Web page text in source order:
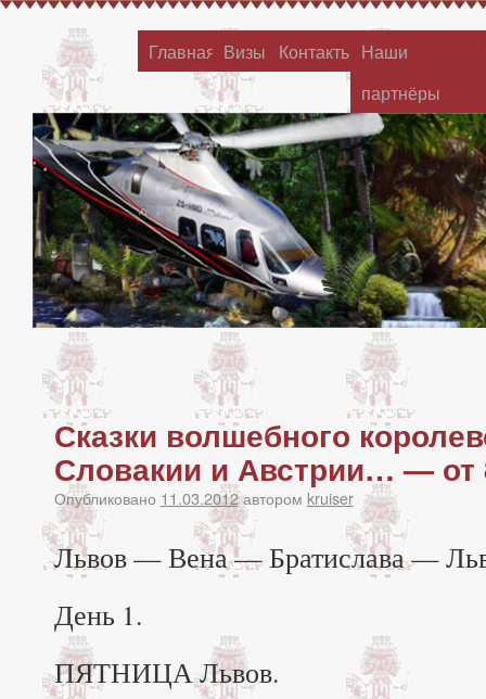
Главная Визы Контакты Наши
партнёры
Сказки волшебного
Словакии и Австрии… — от
Опубликовано 11.03.2012автором kruiser
Львов — Вена — Братислава —
День 1.
ПЯТНИЦА Львов.